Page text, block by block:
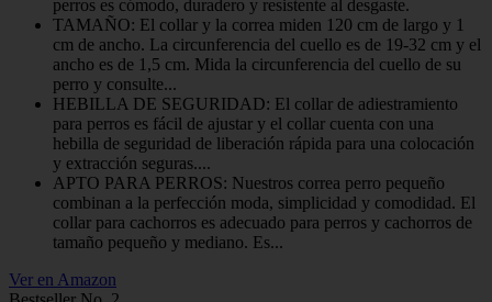
perros es cómodo, duradero y resistente al desgaste.
TAMAÑO: El collar y la correa miden 120 cm de largo y 1
cm de ancho. La circunferencia del cuello es de 19-32 cm y el
ancho es de 1,5 cm. Mida la circunferencia del cuello de su
perro y consulte...
HEBILLA DE SEGURIDAD: El collar de adiestramiento
para perros es fácil de ajustar y el collar cuenta con una
hebilla de seguridad de liberación rápida para una colocación
y extracción seguras....
APTO PARA PERROS: Nuestros correa perro pequeño
combinan a la perfección moda, simplicidad y comodidad. El
collar para cachorros es adecuado para perros y cachorros de
tamaño pequeño y mediano. Es...
Ver en Amazon